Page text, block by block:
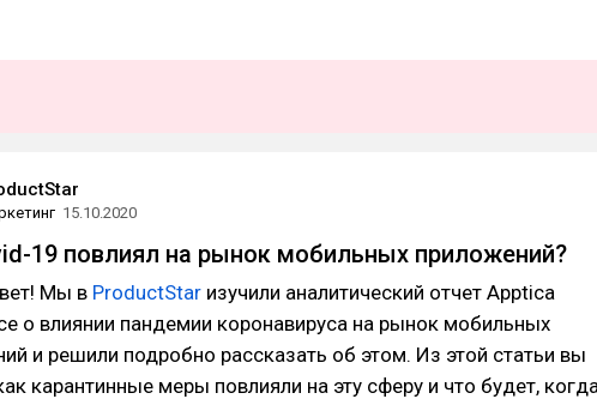
15.10.2020
19 повлиял на рынок мобильных приложений?
Мы в ProductStar изучили аналитический отчет Apptica
о влиянии пандемии коронавируса на рынок мобильных
и решили подробно рассказать об этом. Из этой статьи вы
карантинные меры повлияли на эту сферу и что будет,